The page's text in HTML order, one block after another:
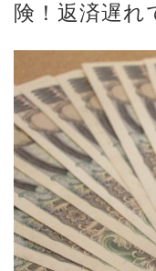
険！返済遅れ